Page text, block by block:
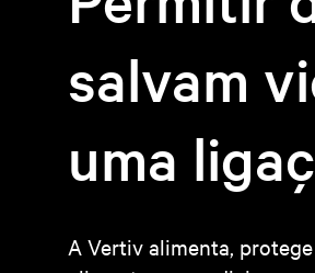
salvam
uma
A Vertiv alimenta,